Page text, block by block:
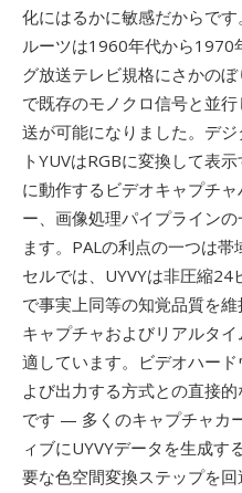
化にはるかに敏感だからで
ルーツは1960年代から1970
グ放送テレビ規格にさかの
で既存のモノクロ信号と並
送が可能になりました。デ
トYUVはRGBに変換して表
に動作するビデオキャプチ
ー、画像処理パイプライン
ます。PALの利点の一つは
セルでは、UYVYは非圧縮
で事実上同等の知覚品質を
キャプチャおよびリアルタイ
適しています。ビデオハー
よび出力する方式との直接
です — 多くのキャプチャカ
ィブにUYVYデータを生成す
要な色空間変換ステップを